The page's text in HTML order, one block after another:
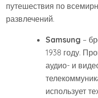
путешествия по
развлечений.
Samsung –
1938 году.
аудио- и
использует